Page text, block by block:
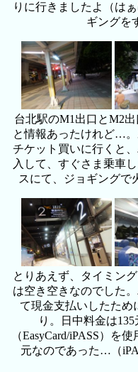
りに行きましたよ（は
ギングを
台北駅のM1出口とM2
と情報あったけれど…。
チケット買いに行くと
入して、すぐさま乗車
スにて、ジョギングで
とりあえず、タイミン
は空き空きなのでした
て現金支払いしたため
り。日中料金は
（EasyCard/iPASS）を
元なのであった…（